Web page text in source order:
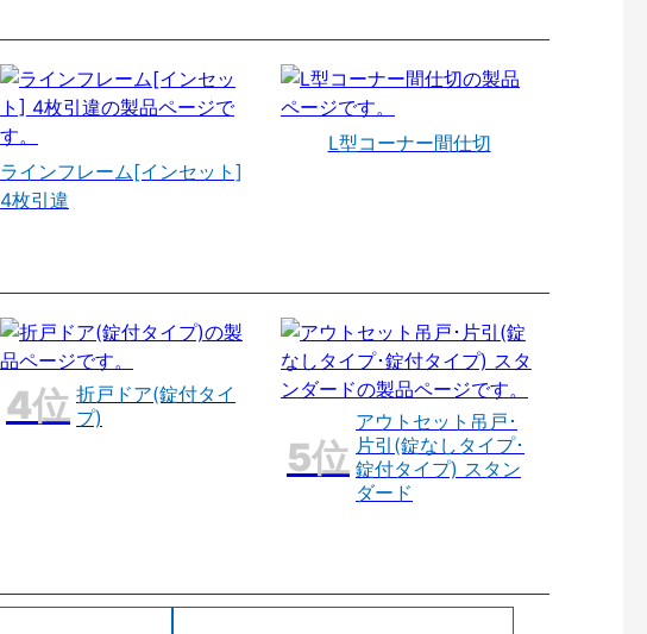
ラインフレーム[インセット]
4枚引違
L型コーナー間仕切
折戸ドア(錠付タイ
プ)
アウトセット吊戸･
片引(錠なしタイプ･
錠付タイプ) スタン
ダード